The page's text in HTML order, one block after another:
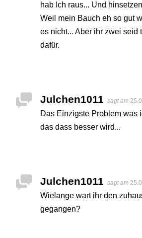
hab Ich raus... Und
Weil mein Bauch eh so gut
es nicht... Aber ihr zwei seid
dafür.
Julchen1011 sagt am
Das Einzigste Problem was
das dass besser wird...
Julchen1011 sagt am
Wielange wart ihr den
gegangen?